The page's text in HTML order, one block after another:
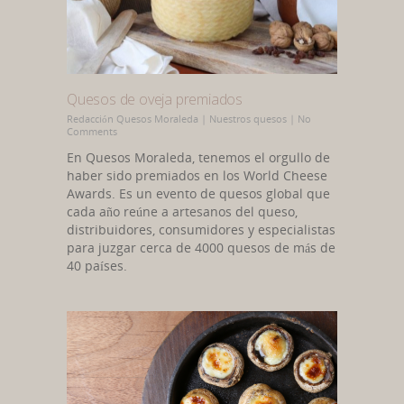
Quesos de oveja premiados
Redacción Quesos Moraleda Nuestros quesos
No
Comments
En Quesos Moraleda, tenemos el orgullo de
haber sido premiados en los World Cheese
Awards. Es un evento de quesos global que
cada año reúne a artesanos del queso,
distribuidores, consumidores y especialistas
para juzgar cerca de 4000 quesos de más de
40 países.